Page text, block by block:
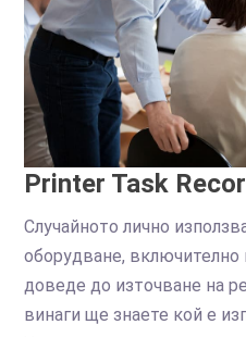
Printer Task
Случайното лично
оборудване,
доведе до източване на
винаги ще знаете кой е